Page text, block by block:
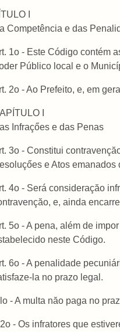
I
Competência e das
1o - Este Código contém
Público local e o
2o - Ao Prefeito, e, em
I
Infraçőes e das Penas
3o - Constitui
e Atos emanados
4o - Será consideraçăo
e, ainda
5o - A pena, além de
neste Código.
6o - A penalidade
la no prazo legal.
- A multa năo paga no
- Os infratores que